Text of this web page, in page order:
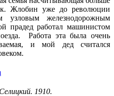
Жлобин уже до революции
узловым железнодорожным
прадед работал машинистом
Работа эта была очень
и мой дед считался
1910.